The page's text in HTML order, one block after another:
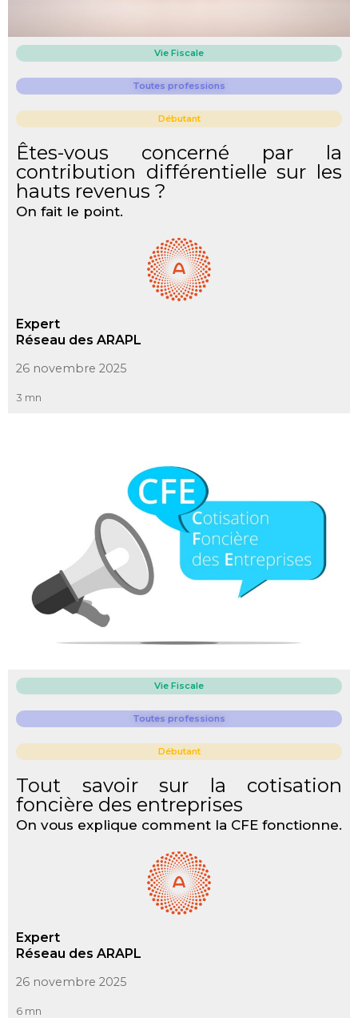
Vie Fiscale
Toutes professions
Débutant
Êtes-vous concerné par la
contribution différentielle sur les
hauts revenus ?
On fait le point.
Expert
Réseau des ARAPL
26 novembre 2025
3 mn
Vie Fiscale
Toutes professions
Débutant
Tout savoir sur la cotisation
foncière des entreprises
On vous explique comment la CFE fonctionne.
Expert
Réseau des ARAPL
26 novembre 2025
6 mn